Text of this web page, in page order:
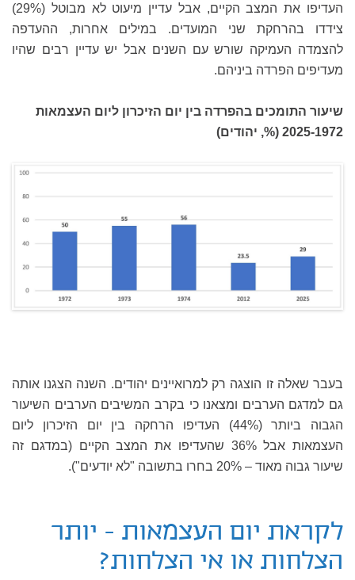
העדיפו את המצב הקיים, אבל עדיין מיעוט לא מבוטל (29%)
צידדו בהרחקת שני המועדים. במילים אחרות, ההעדפה
להצמדה העמיקה שורש עם השנים אבל יש עדיין רבים שהיו
מעדיפים הפרדה ביניהם.
שיעור התומכים בהפרדה בין יום הזיכרון ליום העצמאות
2025-1972 (%, יהודים)
בעבר שאלה זו הוצגה רק למרואיינים יהודים. השנה הצגנו אותה
גם למדגם הערבים ומצאנו כי בקרב המשיבים הערבים השיעור
הגבוה ביותר (44%) העדיפו הרחקה בין יום הזיכרון ליום
העצמאות אבל 36% שהעדיפו את המצב הקיים (במדגם זה
שיעור גבוה מאוד – 20% בחרו בתשובה "לא יודעים").
לקראת יום העצמאות - יותר
הצלחות או אי הצלחות?